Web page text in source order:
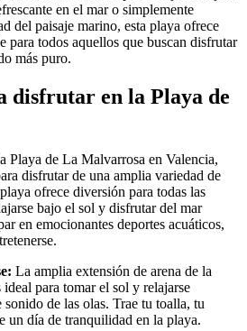
en el mar o simplemente
del paisaje marino, esta playa ofrece
para todos aquellos que buscan disfrutar
más puro.
disfrutar en la Playa de
Playa de La Malvarrosa en Valencia,
disfrutar de una amplia variedad de
ofrece diversión para todas las
bajo el sol y disfrutar del mar
en emocionantes deportes acuáticos,
La amplia extensión de arena de la
para tomar el sol y relajarse
sonido de las olas. Trae tu toalla, tu
un día de tranquilidad en la playa.